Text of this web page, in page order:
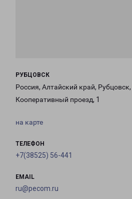
РУБЦОВСК
Россия, Алтайский край, Рубцовск,
Кооперативный проезд, 1
на карте
ТЕЛЕФОН
+7(38525) 56-441
EMAIL
ru@pecom.ru